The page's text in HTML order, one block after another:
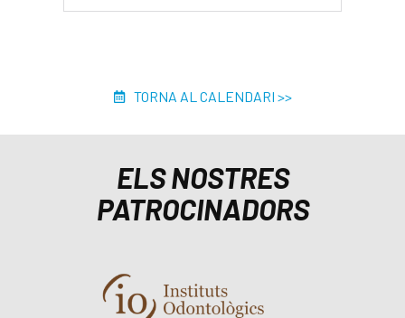
TORNA AL CALENDARI >>
ELS NOSTRES
PATROCINADORS